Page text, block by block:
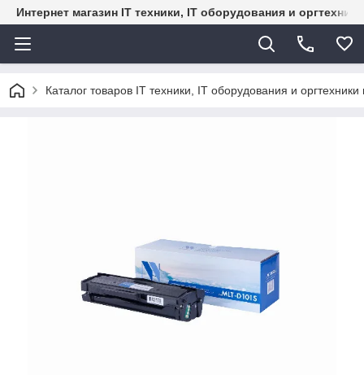
Интернет магазин IT техники, IT оборудования и
Каталог товаров IT техники, IT оборудования и